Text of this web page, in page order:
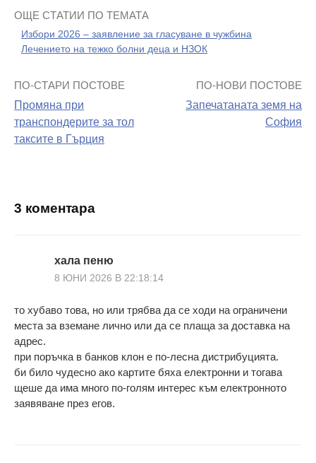
ОЩЕ СТАТИИ ПО ТЕМАТА
Избори 2026 – заявление за гласуване в чужбина
Лечението на тежко болни деца и НЗОК
Навигация
на
поста
ПО-СТАРИ ПОСТОВЕ
Промяна при
транспондерите за тол
таксите в Гърция
ПО-НОВИ ПОСТОВЕ
Запечатаната земя на
София
3 коментара
хала пеню
8 ЮНИ 2026 В 22:18:14
то хубаво това, но или трябва да се ходи на ограничени
места за вземане лично или да се плаща за доставка на
адрес.
при поръчка в банков клон е по-лесна дистрибуцията.
би било чудесно ако картите бяха електронни и тогава
щеше да има много по-голям интерес към електронното
заявяване през егов.